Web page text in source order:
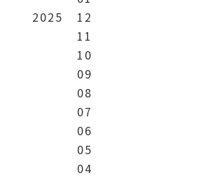
2025
12
11
10
09
08
07
06
05
04